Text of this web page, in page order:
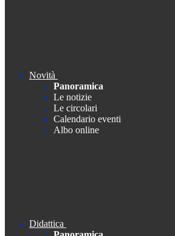
Novità
Panoramica
Le notizie
Le circolari
Calendario eventi
Albo online
Didattica